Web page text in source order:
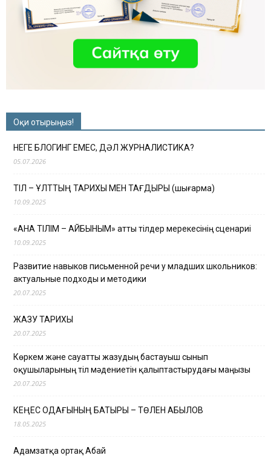
Оқи отырыңыз!
НЕГЕ БЛОГИНГ ЕМЕС, ДӘЛ ЖУРНАЛИСТИКА?
05.07.2026
ТІЛ – ҰЛТТЫҢ ТАРИХЫ МЕН ТАҒДЫРЫ (шығарма)
10.09.2025
«АНА ТІЛІМ – АЙБЫНЫМ» атты тілдер мерекесінің сценариі
10.09.2025
Развитие навыков письменной речи у младших школьников:
актуальные подходы и методики
20.07.2025
ЖАЗУ ТАРИХЫ
20.07.2025
Көркем және сауатты жазудың бастауыш сынып
оқушыларының тіл мәдениетін қалыптастырудағы маңызы
20.07.2025
КЕҢЕС ОДАҒЫНЫҢ БАТЫРЫ – ТӨЛЕН ҚАБЫЛОВ
18.05.2025
Адамзатқа ортақ Абай